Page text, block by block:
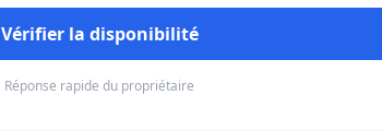
Vérifier la disponibilité
Réponse rapide du propriétaire